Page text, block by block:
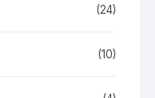
(24)
(10)